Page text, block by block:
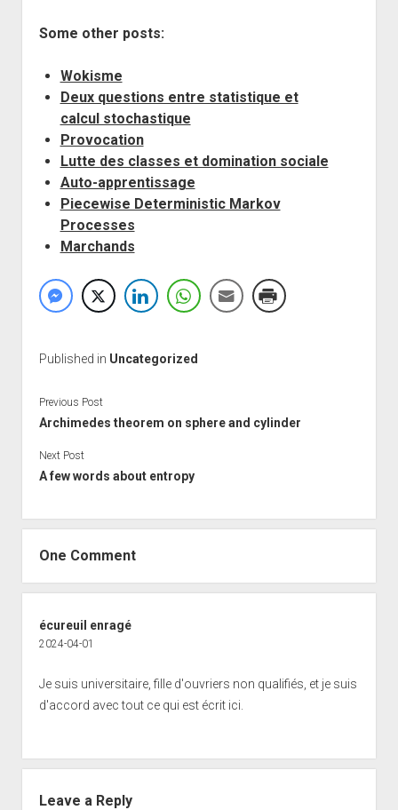
Some other posts:
Wokisme
Deux questions entre statistique et
calcul stochastique
Provocation
Lutte des classes et domination sociale
Auto-apprentissage
Piecewise Deterministic Markov
Processes
Marchands
Published in Uncategorized
Previous Post
Archimedes theorem on sphere and cylinder
Next Post
A few words about entropy
One Comment
écureuil enragé
2024-04-01
Je suis universitaire, fille d'ouvriers non qualifiés, et je suis
d'accord avec tout ce qui est écrit ici.
Leave a Reply